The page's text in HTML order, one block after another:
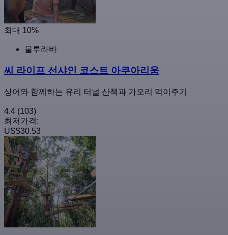
최대 10%
물루라바
씨 라이프 선샤인 코스트 아쿠아리움
상어와 함께하는 유리 터널 산책과 가오리 먹이주기
4.4 (103)
최저가격:
US$30.53